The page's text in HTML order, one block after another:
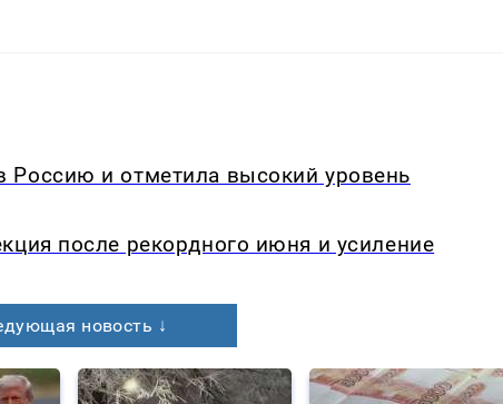
Россию и отметила высокий уровень
после рекордного июня и усиление
новость ↓